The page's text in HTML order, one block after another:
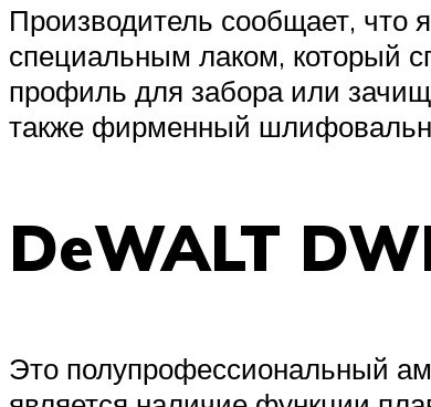
Производитель сообщает, что
специальным лаком, который
профиль для забора или
также фирменный
DeWALT
Это полупрофессиональный